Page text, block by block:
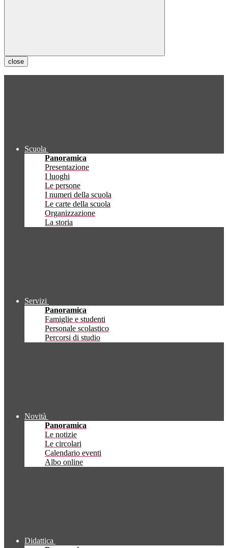
close
Scuola
Panoramica
Presentazione
I luoghi
Le persone
I numeri della scuola
Le carte della scuola
Organizzazione
La storia
Servizi
Panoramica
Famiglie e studenti
Personale scolastico
Percorsi di studio
Novità
Panoramica
Le notizie
Le circolari
Calendario eventi
Albo online
Didattica